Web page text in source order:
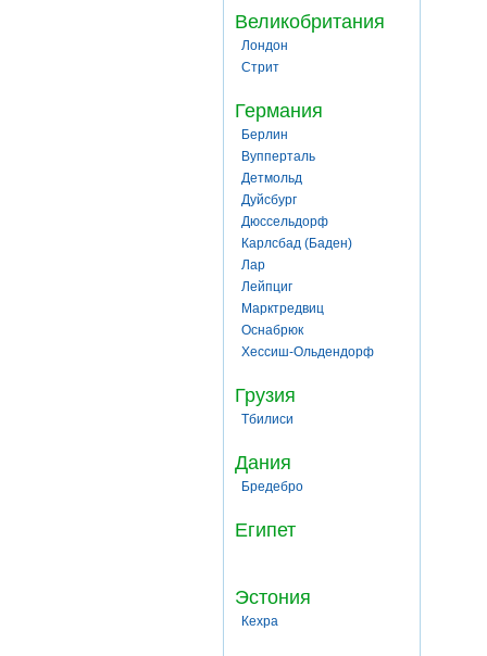
Великобритания
Лондон
Стрит
Германия
Берлин
Вупперталь
Детмольд
Дуйсбург
Дюссельдорф
Карлсбад (Баден)
Лар
Лейпциг
Марктредвиц
Оснабрюк
Хессиш-Ольдендорф
Грузия
Тбилиси
Дания
Бредебро
Египет
Эстония
Кехра